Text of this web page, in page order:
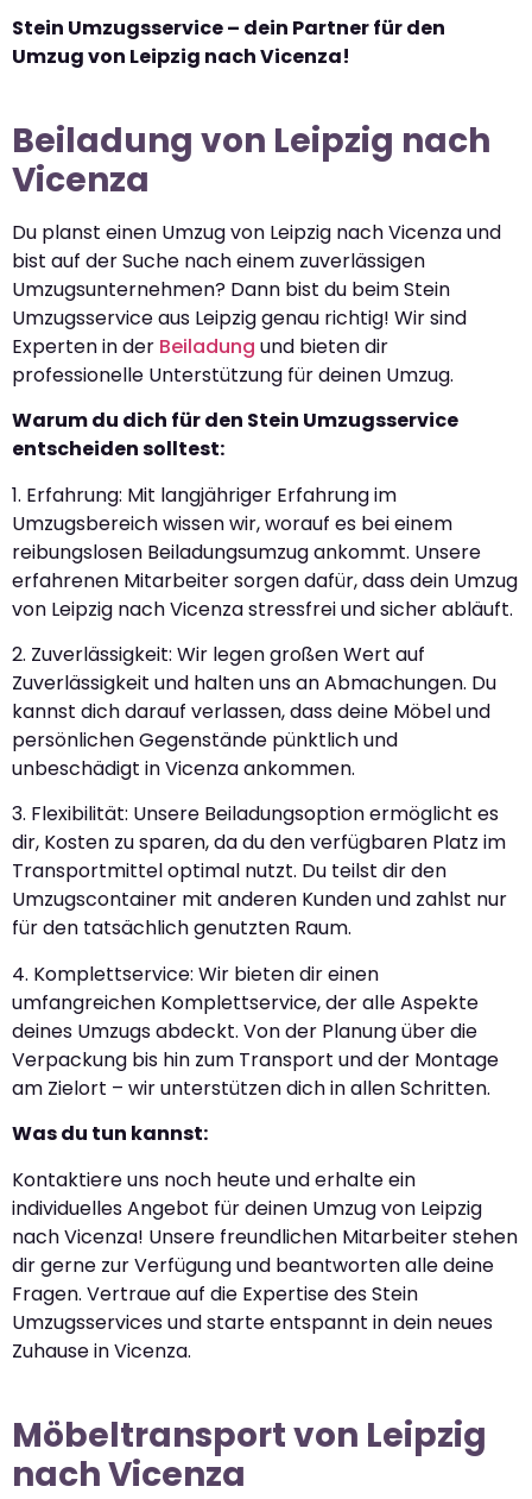
Stein Umzugsservice – dein Partner für den
Umzug von Leipzig nach Vicenza!
Beiladung von Leipzig nach
Vicenza
Du planst einen Umzug von Leipzig nach Vicenza und
bist auf der Suche nach einem zuverlässigen
Umzugsunternehmen? Dann bist du beim Stein
Umzugsservice aus Leipzig genau richtig! Wir sind
Experten in der Beiladung und bieten dir
professionelle Unterstützung für deinen Umzug.
Warum du dich für den Stein Umzugsservice
entscheiden solltest:
1. Erfahrung: Mit langjähriger Erfahrung im
Umzugsbereich wissen wir, worauf es bei einem
reibungslosen Beiladungsumzug ankommt. Unsere
erfahrenen Mitarbeiter sorgen dafür, dass dein Umzug
von Leipzig nach Vicenza stressfrei und sicher abläuft.
2. Zuverlässigkeit: Wir legen großen Wert auf
Zuverlässigkeit und halten uns an Abmachungen. Du
kannst dich darauf verlassen, dass deine Möbel und
persönlichen Gegenstände pünktlich und
unbeschädigt in Vicenza ankommen.
3. Flexibilität: Unsere Beiladungsoption ermöglicht es
dir, Kosten zu sparen, da du den verfügbaren Platz im
Transportmittel optimal nutzt. Du teilst dir den
Umzugscontainer mit anderen Kunden und zahlst nur
für den tatsächlich genutzten Raum.
4. Komplettservice: Wir bieten dir einen
umfangreichen Komplettservice, der alle Aspekte
deines Umzugs abdeckt. Von der Planung über die
Verpackung bis hin zum Transport und der Montage
am Zielort – wir unterstützen dich in allen Schritten.
Was du tun kannst:
Kontaktiere uns noch heute und erhalte ein
individuelles Angebot für deinen Umzug von Leipzig
nach Vicenza! Unsere freundlichen Mitarbeiter stehen
dir gerne zur Verfügung und beantworten alle deine
Fragen. Vertraue auf die Expertise des Stein
Umzugsservices und starte entspannt in dein neues
Zuhause in Vicenza.
Möbeltransport von Leipzig
nach Vicenza